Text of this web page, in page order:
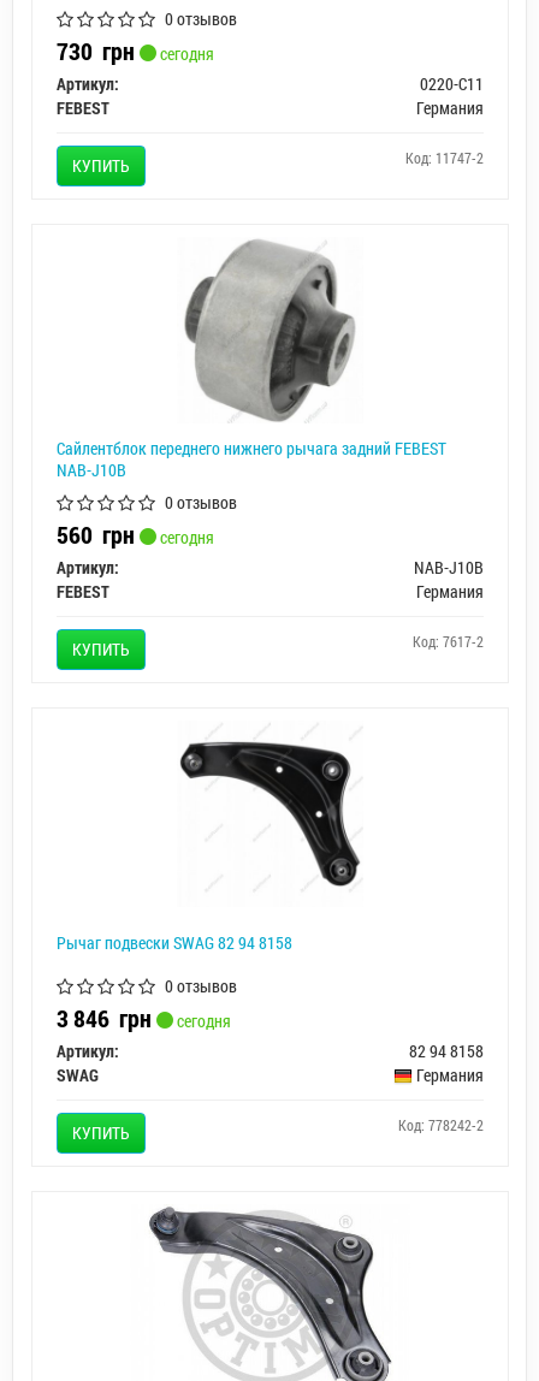
0 отзывов
730 грн
сегодня
Артикул:
0220-C11
FEBEST
Германия
КУПИТЬ Код: 11747-2
Сайлентблок переднего нижнего рычага задний FEBEST
NAB-J10B
0 отзывов
560 грн
сегодня
Артикул:
NAB-J10B
FEBEST
Германия
КУПИТЬ Код: 7617-2
Рычаг подвески SWAG 82 94 8158
0 отзывов
3 846 грн
сегодня
Артикул:
82 94 8158
SWAG
Германия
КУПИТЬ Код: 778242-2